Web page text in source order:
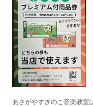
あさがやすぎのこ音楽教室